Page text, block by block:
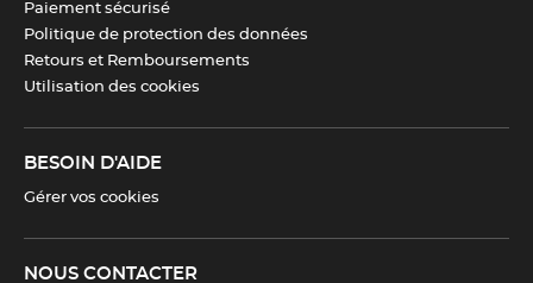
Paiement sécurisé
Politique de protection des données
Retours et Remboursements
Utilisation des cookies
BESOIN D'AIDE
Gérer vos cookies
NOUS CONTACTER